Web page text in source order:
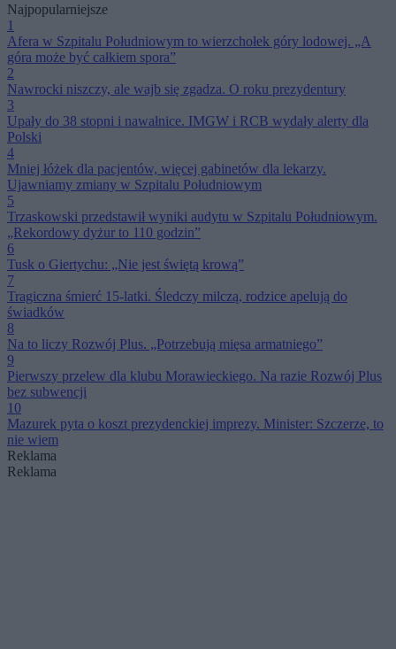
Najpopularniejsze
1
Afera w Szpitalu Południowym to wierzchołek góry lodowej. „A
góra może być całkiem spora”
2
Nawrocki niszczy, ale wajb się zgadza. O roku prezydentury
3
Upały do 38 stopni i nawałnice. IMGW i RCB wydały alerty dla
Polski
4
Mniej łóżek dla pacjentów, więcej gabinetów dla lekarzy.
Ujawniamy zmiany w Szpitalu Południowym
5
Trzaskowski przedstawił wyniki audytu w Szpitalu Południowym.
„Rekordowy dyżur to 110 godzin”
6
Tusk o Giertychu: „Nie jest świętą krową”
7
Tragiczna śmierć 15-latki. Śledczy milczą, rodzice apelują do
świadków
8
Na to liczy Rozwój Plus. „Potrzebują mięsa armatniego”
9
Pierwszy przelew dla klubu Morawieckiego. Na razie Rozwój Plus
bez subwencji
10
Mazurek pyta o koszt prezydenckiej imprezy. Minister: Szczerze, to
nie wiem
Reklama
Reklama